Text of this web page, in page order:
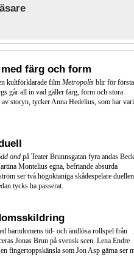
färg och form
kultförklarade film Metropolis blir för första
går all in vad gäller färg, form och stora
storyn, tycker Anna Hedelius, som har
ond på Teater Brunnsgatan fyra andas
Montelius egna, befriande absurda
ser två högoktaniga skådespelare
tycks ha passerat.
barndomens tid- och ändlösa rollspel från
Jonas Brun på svensk scen. Lena Endre
fingertoppskänsla som Jon Asp gärna ser